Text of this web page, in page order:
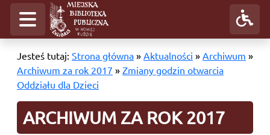
Jesteś tutaj: Strona główna » Aktualności » Archiwum »
Archiwum za rok 2017 » Zmiany godzin otwarcia
Oddziału dla Dzieci
ARCHIWUM ZA ROK 2017